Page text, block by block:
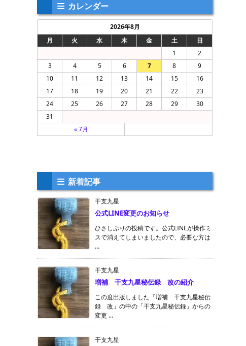
カレンダー
2026年8月
月
火 水 木 金 土
日
1
2
3
4 5 6 7 8
9
10
11 12 13 14 15
16
17
18 19 20 21 22
23
24
25 26 27 28 29
30
31
« 7月
新着記事
干支九星
公式LINE変更のお知らせ
ひさしぶりの投稿です。公式LINEが操作ミ
スで消えてしまいましたので、必要な方は
...
干支九星
増補 干支九星秘伝録 改の紹介
この度出版しました「増補 干支九星秘伝
録 改」の中の「干支九星秘伝録」からの
変更 ...
干支九星